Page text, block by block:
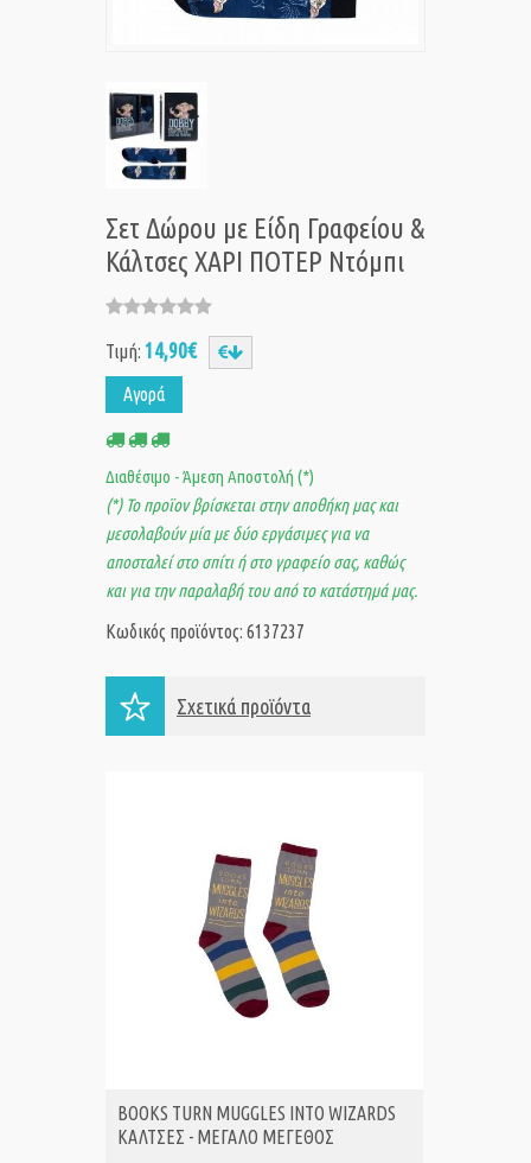
Σετ Δώρου με Είδη Γραφείου &
Κάλτσες ΧΑΡΙ ΠΟΤΕΡ Ντόμπι
Τιμή: 14,90€
Αγορά
Διαθέσιμο - Άμεση Αποστολή (*)
(*) Το προϊον βρίσκεται στην αποθήκη μας και
μεσολαβούν μία με δύο εργάσιμες για να
αποσταλεί στο σπίτι ή στο γραφείο σας, καθώς
και για την παραλαβή του από το κατάστημά μας.
Κωδικός προϊόντος: 6137237
Σχετικά προϊόντα
ΑΓΟΡΑ
BOOKS TURN MUGGLES INTO WIZARDS
ΚΑΛΤΣΕΣ - ΜΕΓΑΛΟ ΜΕΓΕΘΟΣ